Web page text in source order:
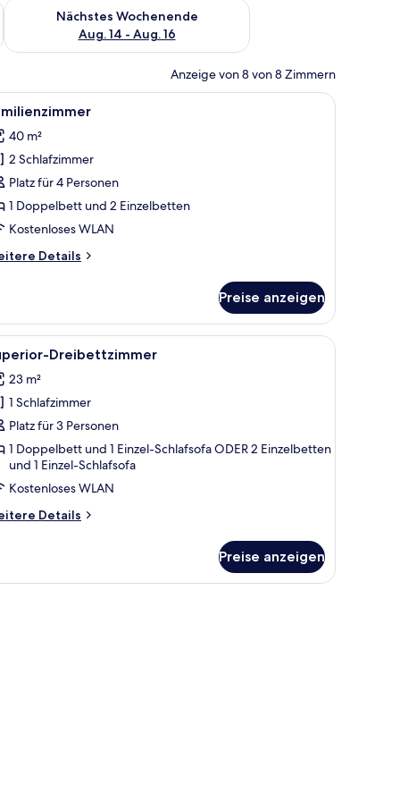
Aug. 7 - Aug. 9.
Nächstes Wochenende
Aug. 14 - Aug. 16
Überprüfe die Verfügbarkeit für nächstes Wochenende, Aug.
Anzeige von 8 von 8 Zimmern
ein Nachttisch aus Holz mit einer Lampe sowie ein roter, gepolsterter
Ein Schlafzimmer mit einem hölzernen Bett,
5
40 m²
2 Schlafzimmer
Platz für 4 Personen
1 Doppelbett und 2 Einzelbetten
Kostenloses WLAN
Details
Preise anzeigen
Grüne.
WLAN, Bettwäsche Ein Hotelzimmer mit einem hölzernen Bett,
5 Dreibettzimmer
23 m²
1 Schlafzimmer
Platz für 3 Personen
1 Doppelbett und 1 Einzel-Schlafsofa ODER 2 Einzelbetten
und 1 Einzel-Schlafsofa
Kostenloses WLAN
Details
Preise anzeigen
Fernseher, Stuhl, Fenster mit Vorhängen und Nachttisch mit Lampe.